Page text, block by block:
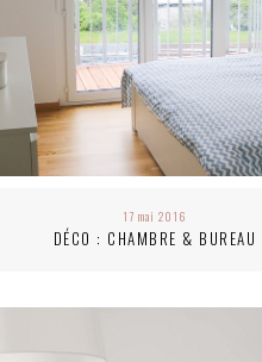
17 mai 2016
DÉCO : CHAMBRE & BUREAU